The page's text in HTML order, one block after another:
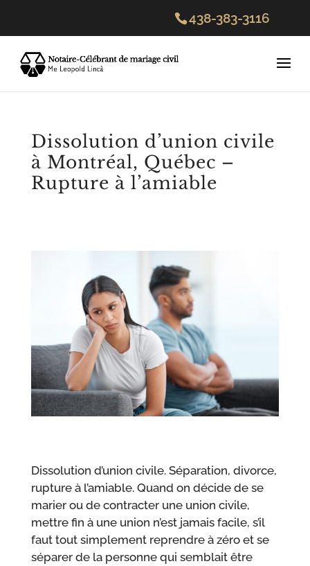
438-383-3116
Dissolution d’union civile
à Montréal, Québec –
Rupture à l’amiable
Dissolution d’union civile. Séparation, divorce,
rupture à l’amiable. Quand on décide de se
marier ou de contracter une union civile,
mettre fin à une union n’est jamais facile, s’il
faut tout simplement reprendre à zéro et se
séparer de la personne qui semblait être